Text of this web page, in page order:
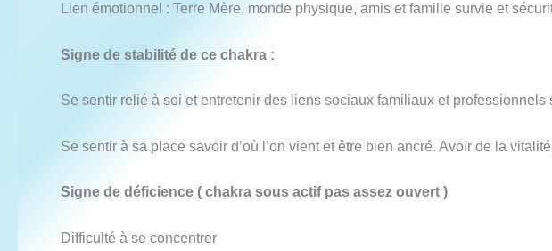
Lien émotionnel : Terre Mère, monde physique, amis et famille survie et
Signe de stabilité de ce chakra :
Se sentir relié à soi et entretenir des liens sociaux familiaux et professionnels
Se sentir à sa place savoir d’où l’on vient et être bien ancré. Avoir de la
Signe de déficience ( chakra sous actif pas assez ouvert )
Difficulté à se concentrer